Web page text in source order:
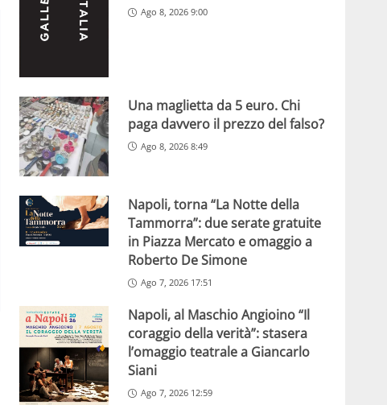
Ago 8, 2026 9:00
Una maglietta da 5 euro. Chi
paga davvero il prezzo del falso?
Ago 8, 2026 8:49
Napoli, torna “La Notte della
Tammorra”: due serate gratuite
in Piazza Mercato e omaggio a
Roberto De Simone
Ago 7, 2026 17:51
Napoli, al Maschio Angioino “Il
coraggio della verità”: stasera
l’omaggio teatrale a Giancarlo
Siani
Ago 7, 2026 12:59